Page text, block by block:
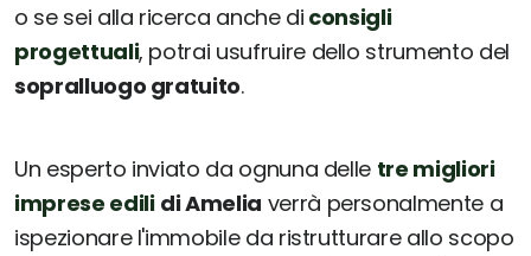
o se sei alla ricerca anche di consigli
progettuali, potrai usufruire dello strumento del
sopralluogo gratuito.
Un esperto inviato da ognuna delle tre migliori
imprese edili di Amelia verrà personalmente a
ispezionare l'immobile da ristrutturare allo scopo